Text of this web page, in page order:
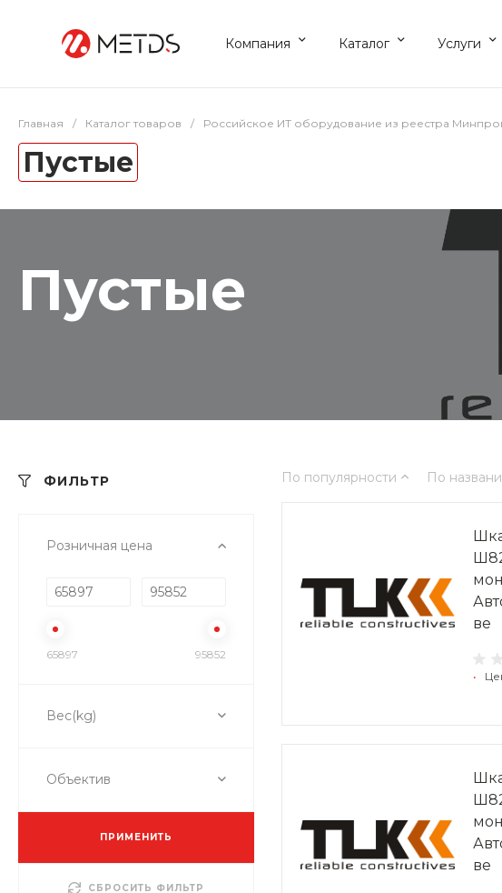
Компания Каталог Услуги
Главная / Каталог товаров / Российское ИТ оборудование из реестра
Пустые
Пустые
ФИЛЬТР
Розничная цена
65897 95852
Вес(kg)
Объектив
ПРИМЕНИТЬ
СБРОСИТЬ ФИЛЬТР
По популярности По
ве
•
ве